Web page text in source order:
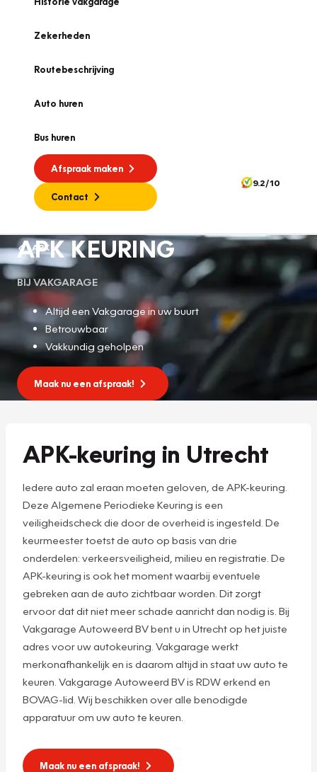
Zekerheden
Routebeschrijving
Auto huren
Bus huren
Afspraak maken
Contact
9.2/10
APK
APK KEURING
BIJ VAKGARAGE
Altijd een Vakgarage in uw buurt
Betrouwbaar
Vakkundig geholpen
Maak nu een afspraak!
APK-keuring in Utrecht
Iedere auto zal eraan moeten geloven, de APK-keuring.
Deze Algemene Periodieke Keuring is een
veiligheidscheck die door de overheid is ingesteld. De
keurmeester toetst de auto op basis van drie
onderdelen: verkeersveiligheid, milieu en registratie. De
APK-keuring is ook het moment waarbij eventuele
gebreken aan de auto zichtbaar worden. Dit zorgt
ervoor dat dit niet meer schade aanricht dan nodig is. Bij
Vakgarage Autoweerd BV bent u in Utrecht op het juiste
adres voor uw autokeuring. Vakgarage werkt
merkonafhankelijk en is daarom altijd in staat uw auto te
keuren. Vakgarage Autoweerd BV is RDW erkend en
BOVAG-lid. Wij beschikken over alle benodigde
apparatuur om uw auto te keuren.
Maak nu een afspraak!